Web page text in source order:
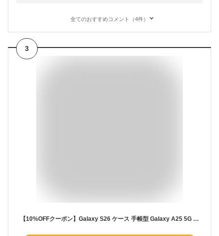
全てのおすすめコメント（4件）
3
【10%OFFクーポン】Galaxy S26 ケース 手帳型 Galaxy A25 5G Galaxy A57 5G ケース Galaxy S25 S26 Ultra 手帳 A36 5G S24 S25 Ultra Galaxy A25 5G A55 5G S25 FE S24 FE Galaxy S23 手帳型ケース S23 FE S24 Ultra A54 ギャラクシー スマ